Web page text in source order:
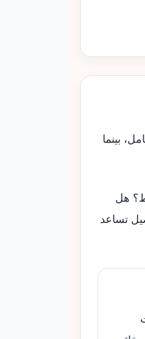
بينما
هل
تساعد